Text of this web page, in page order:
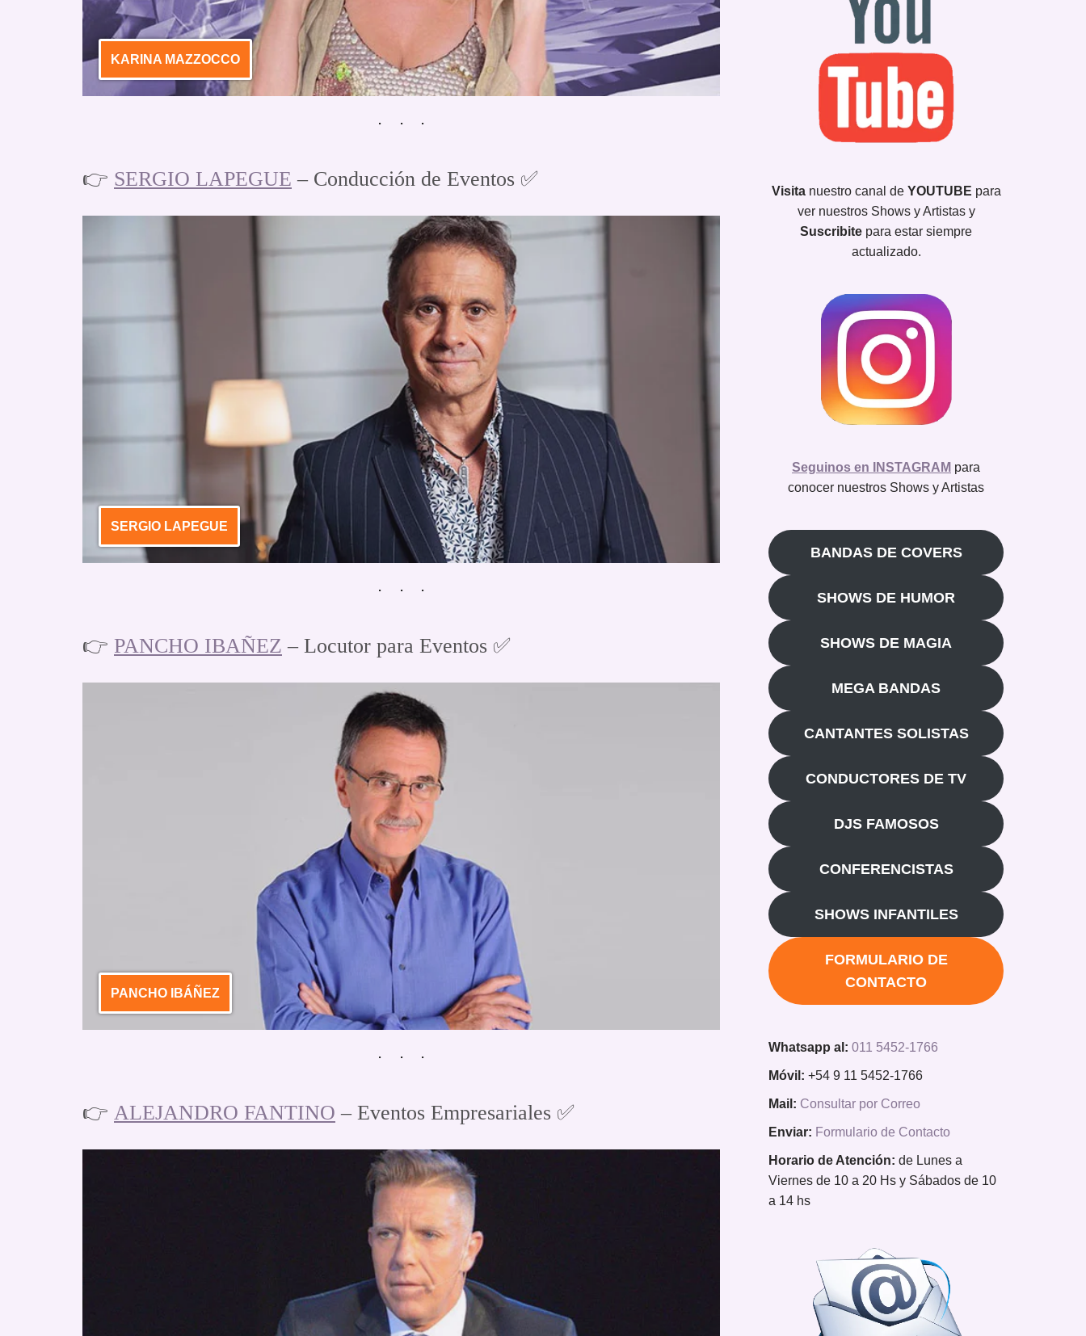
KARINA MAZZOCCO
👉 SERGIO LAPEGUE – Conducción de Eventos ✅
SERGIO LAPEGUE
👉 PANCHO IBAÑEZ – Locutor para Eventos ✅
PANCHO IBÁÑEZ
👉 ALEJANDRO FANTINO – Eventos Empresariales ✅
Visita nuestro canal de YOUTUBE para
ver nuestros Shows y Artistas y
Suscribite para estar siempre
actualizado.
Seguinos en INSTAGRAM para
conocer nuestros Shows y Artistas
BANDAS DE COVERS
SHOWS DE HUMOR
SHOWS DE MAGIA
MEGA BANDAS
CANTANTES SOLISTAS
CONDUCTORES DE TV
DJS FAMOSOS
CONFERENCISTAS
SHOWS INFANTILES
FORMULARIO DE
CONTACTO
Whatsapp al: 011 5452-1766
Móvil: +54 9 11 5452-1766
Mail: Consultar por Correo
Enviar: Formulario de Contacto
Horario de Atención: de Lunes a
Viernes de 10 a 20 Hs y Sábados de 10
a 14 hs